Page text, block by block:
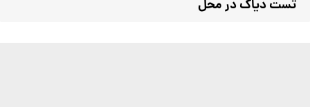
تست دیاگ در محل